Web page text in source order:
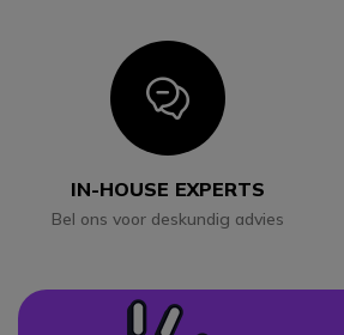
Icon
IN-HOUSE EXPERTS
Bel ons voor deskundig advies